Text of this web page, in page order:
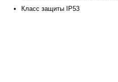
Класс защиты IP53